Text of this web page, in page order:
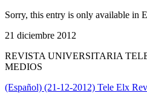
Sorry, this entry is only available in
21 diciembre 2012
REVISTA UNIVERSITARIA
MEDIOS
(Español) (21-12-2012) Tele Elx